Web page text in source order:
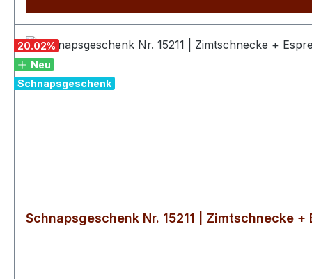
20.02%
Neu
Schnapsgeschenk
Schnapsgeschenk Nr. 15211 | Zimtschnecke +